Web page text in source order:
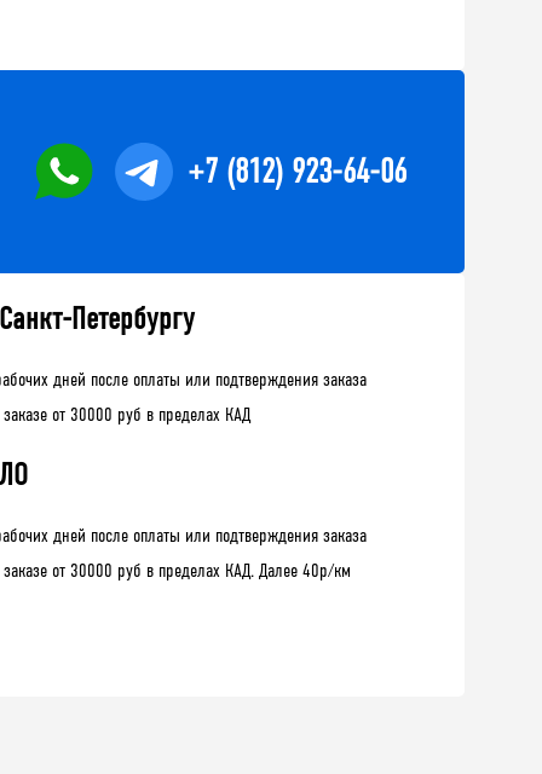
+7 (812) 923-64-06
Петербургу
дней после оплаты или подтверждения заказа
от 30000 руб в пределах КАД
дней после оплаты или подтверждения заказа
заказе от 30000 руб в пределах КАД. Далее 40р/км